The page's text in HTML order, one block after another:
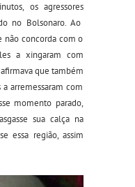
os agressores
no Bolsonaro.Ao
não concorda como
axingaram com
que também
a arremessaram com
momento parado,
sua calça na
essa região, assim